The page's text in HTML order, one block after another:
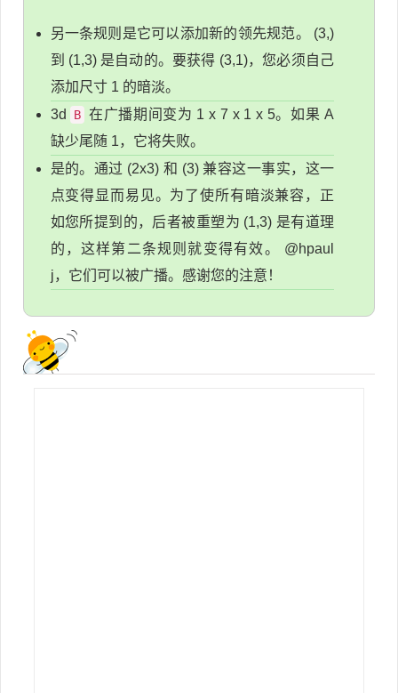
另一条规则是它可以添加新的领先规范。 (3,)
到 (1,3) 是自动的。要获得 (3,1)，您必须自己
添加尺寸 1 的暗淡。
3d
B 在广播期间变为 1 x 7 x 1 x 5。如果 A
缺少尾随 1，它将失败。
是的。通过 (2x3) 和 (3) 兼容这一事实，这一
点变得显而易见。为了使所有暗淡兼容，正
如您所提到的，后者被重塑为 (1,3) 是有道理
的，这样第二条规则就变得有效。 @hpaul
j，它们可以被广播。感谢您的注意！